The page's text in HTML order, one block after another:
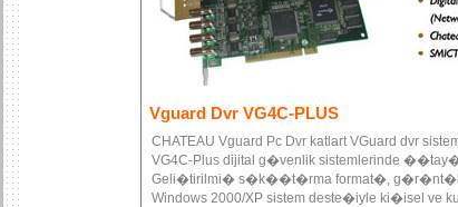
CHATEAU Vguard Pc Dvr katlart VGuard dvr
VG4C-Plus dijital g�venlik sistemlerinde
Geli�tirilmi� s�k��t�rma format�,
Windows 2000/XP sistem deste�iyle ki�isel ve
Vguard Dvr VG4C-PLUS